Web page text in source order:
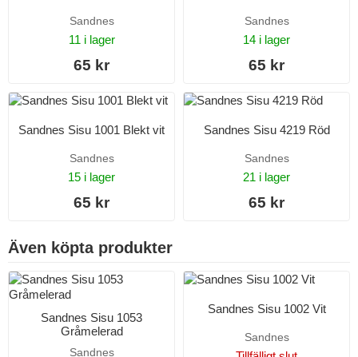
Sandnes
11 i lager
65 kr
Sandnes
14 i lager
65 kr
Sandnes Sisu 1001 Blekt vit
Sandnes
15 i lager
65 kr
Sandnes Sisu 4219 Röd
Sandnes
21 i lager
65 kr
Även köpta produkter
Sandnes Sisu 1053
Gråmelerad
Sandnes
Sandnes Sisu 1002 Vit
Sandnes